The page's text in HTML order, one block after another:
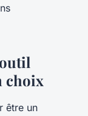
choix
être un